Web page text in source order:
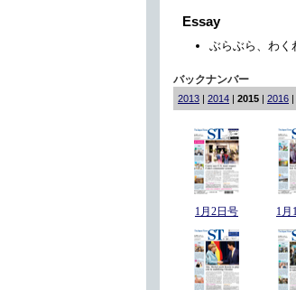
Essay
ぶらぶら、わく
バックナンバー
2013 | 2014 | 2015 | 2016 |
1月2日号 1月